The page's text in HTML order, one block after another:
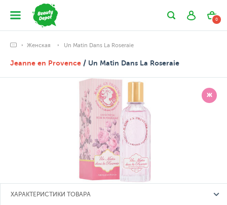
0
Женская Un Matin Dans La Roseraie
Jeanne en Provence / Un Matin Dans La Roseraie
Ж
ХАРАКТЕРИСТИКИ ТОВАРА